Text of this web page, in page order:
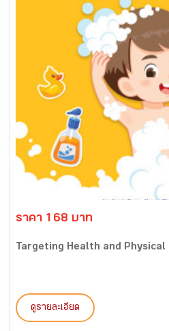
ราคา 168 บาท
Targeting Health and Physical
ดูรายละเอียด